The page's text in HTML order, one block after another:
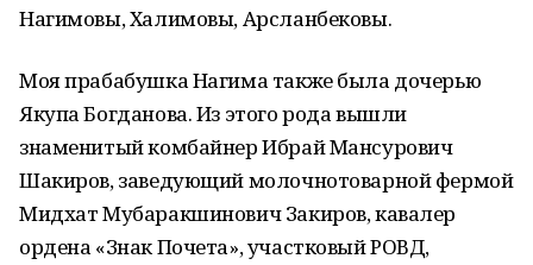
Нагимовы, Халимовы, Арсланбековы.
Моя прабабушка Нагима также была дочерью
Якупа Богданова. Из этого рода вышли
знаменитый комбайнер Ибрай Мансурович
Шакиров, заведующий молочнотоварной фермой
Мидхат Мубаракшинович Закиров, кавалер
ордена «Знак Почета», участковый РОВД,